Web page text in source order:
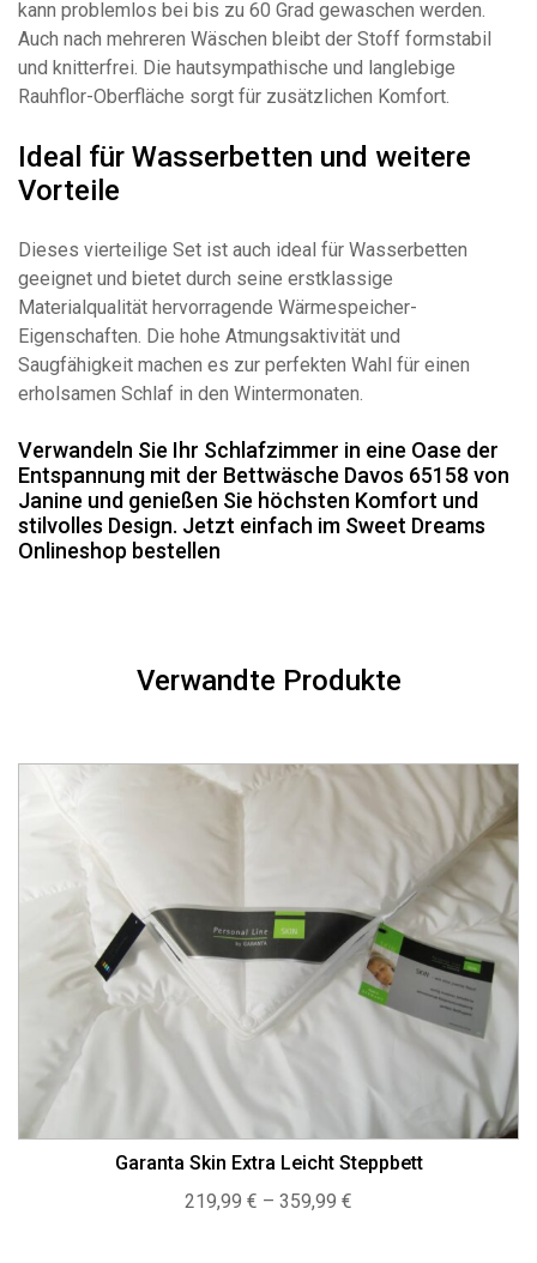
kann problemlos bei bis zu 60 Grad gewaschen werden.
Auch nach mehreren Wäschen bleibt der Stoff formstabil
und knitterfrei. Die hautsympathische und langlebige
Rauhflor-Oberfläche sorgt für zusätzlichen Komfort.
Ideal für Wasserbetten und weitere
Vorteile
Dieses vierteilige Set ist auch ideal für Wasserbetten
geeignet und bietet durch seine erstklassige
Materialqualität hervorragende Wärmespeicher-
Eigenschaften. Die hohe Atmungsaktivität und
Saugfähigkeit machen es zur perfekten Wahl für einen
erholsamen Schlaf in den Wintermonaten.
Verwandeln Sie Ihr Schlafzimmer in eine Oase der
Entspannung mit der Bettwäsche Davos 65158 von
Janine und genießen Sie höchsten Komfort und
stilvolles Design. Jetzt einfach im Sweet Dreams
Onlineshop bestellen
Verwandte Produkte
Garanta Skin Extra Leicht Steppbett
219,99 € – 359,99 €